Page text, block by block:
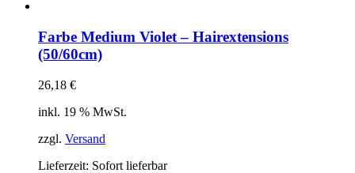
Farbe Medium Violet – Hairextensions
(50/60cm)
26,18 €
inkl. 19 % MwSt.
zzgl. Versand
Lieferzeit: Sofort lieferbar